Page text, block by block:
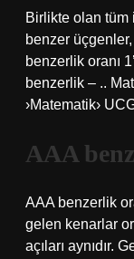
Birlikte olan tüm
benzer
benzerlik oranı
benzerlik – ..
›Matematik›
AAA
AAA benzerlik
gelen kenarlar
açıları aynıdır.